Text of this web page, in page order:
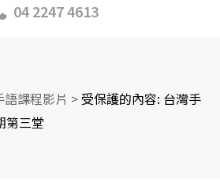
04 2247 4613
語課程影片 > 受保護的內容: 台灣手
第三堂